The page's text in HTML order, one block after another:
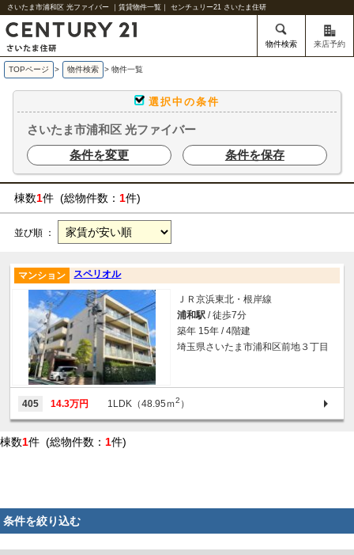
さいたま市浦和区 光ファイバー ｜賃貸物件一覧｜ センチュリー21 さいたま住研
物件検索 来店予約
TOPページ > 物件検索 > 物件一覧
選択中の条件
さいたま市浦和区 光ファイバー
条件を変更
条件を保存
棟数1件 (総物件数： 1件)
並び順 ：
スペリオル
マンション
ＪＲ京浜東北・根岸線
浦和駅 / 徒歩7分
築年 15年 / 4階建
埼玉県さいたま市浦和区前地３丁目
405 14.3万円 1LDK（48.95ｍ2 ）
棟数1件 (総物件数： 1件)
条件を絞り込む